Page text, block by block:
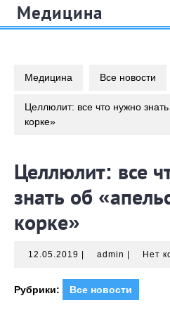
ПерейтиМедицина
Медицина Все новости
Целлюлит: все что нужно
корке»
Целлюлит: все
знать об
корке»
12.05.2019 12.05.2019
admin adminНет
Рубрики: Все новости